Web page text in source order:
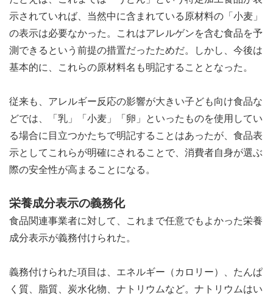
示されていれば、当然中に含まれている原材料の「小麦」
の表示は必要なかった。これはアレルゲンを含む食品を予
測できるという前提の措置だったためだ。しかし、今後は
基本的に、これらの原材料名も明記することとなった。
従来も、アレルギー反応の影響が大きい子ども向け食品な
どでは、「乳」「小麦」「卵」といったものを使用してい
る場合に目立つかたちで明記することはあったが、食品表
示としてこれらが明確にされることで、消費者自身が選ぶ
際の安全性が高まることになる。
栄養成分表示の義務化
食品関連事業者に対して、これまで任意でもよかった栄養
成分表示が義務付けられた。
義務付けられた項目は、エネルギー（カロリー）、たんぱ
く質、脂質、炭水化物、ナトリウムなど。ナトリウムはい